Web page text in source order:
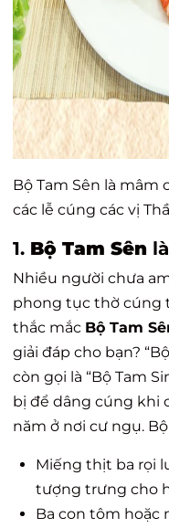
Bộ Tam Sên là
các lễ cúng các vị
1. Bộ Tam Sên
Nhiều người chưa
phong tục thờ cúng
thắc mắc Bộ Tam
giải đáp cho bạn?
còn gọi là “Bộ Tam
bị để dâng cúng khi
năm ở nơi cư ngụ.
Miếng thịt ba rọi
tượng trưng cho
Ba con tôm hoặc